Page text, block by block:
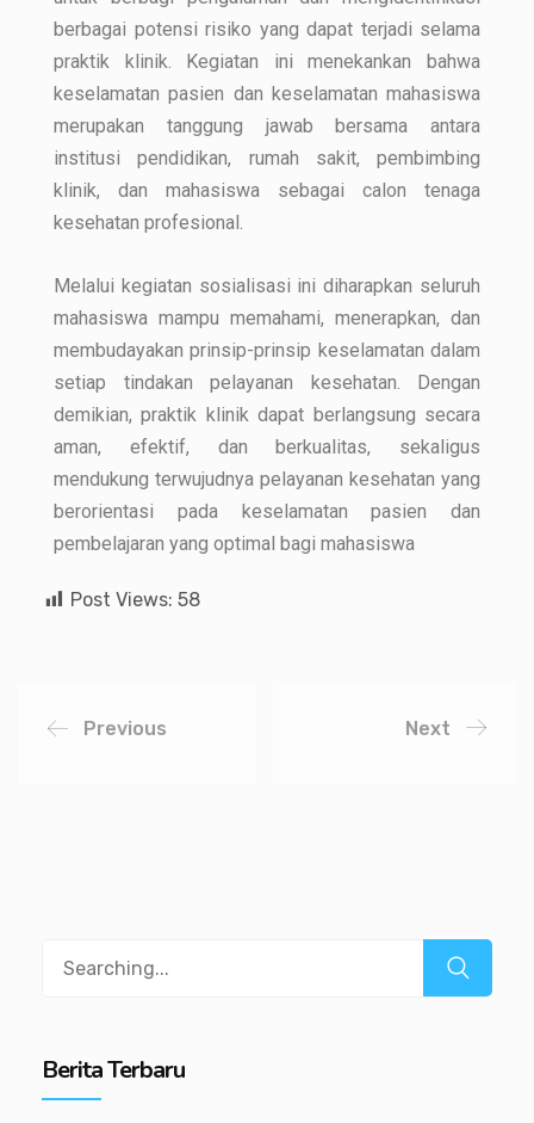
berbagai potensi risiko yang dapat terjadi selama
praktik klinik. Kegiatan ini menekankan bahwa
keselamatan pasien dan keselamatan mahasiswa
merupakan tanggung jawab bersama antara
institusi pendidikan, rumah sakit, pembimbing
klinik, dan mahasiswa sebagai calon tenaga
kesehatan profesional.
Melalui kegiatan sosialisasi ini diharapkan seluruh
mahasiswa mampu memahami, menerapkan, dan
membudayakan prinsip-prinsip keselamatan dalam
setiap tindakan pelayanan kesehatan. Dengan
demikian, praktik klinik dapat berlangsung secara
aman, efektif, dan berkualitas, sekaligus
mendukung terwujudnya pelayanan kesehatan yang
berorientasi pada keselamatan pasien dan
pembelajaran yang optimal bagi mahasiswa
Post Views: 58
Previous Next
Berita Terbaru